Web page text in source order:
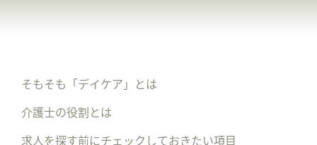
そもそも「デイケア」とは
介護士の役割とは
求人を探す前にチェックしておきたい項目